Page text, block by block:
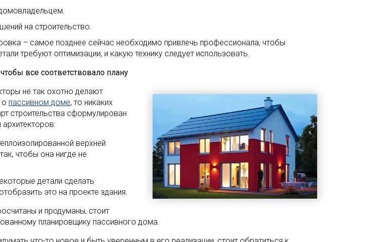
на строительство.
– самое позднее сейчас необходимо привлечь профессионала, чтобы
требуют оптимизации, и какую технику следует использовать.
все соответствовало плану
не так охотно делают
о пассивном доме, то никаких
строительства сформулирован
верхней
чтобы она нигде не
детали сделать
это на проекте здания.
и продуманы, стоит
планировщику пассивного дома.